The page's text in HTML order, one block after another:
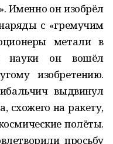
Именно он изобрёл
с «гремучим
метали в
науки он вошёл
изобретению.
выдвинул
схожего на ракету,
полёты.
просьбу